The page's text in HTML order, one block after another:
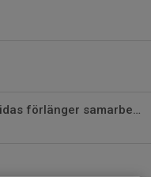
Värmdö IF - Intersport - Adidas förlänger samarbetet!